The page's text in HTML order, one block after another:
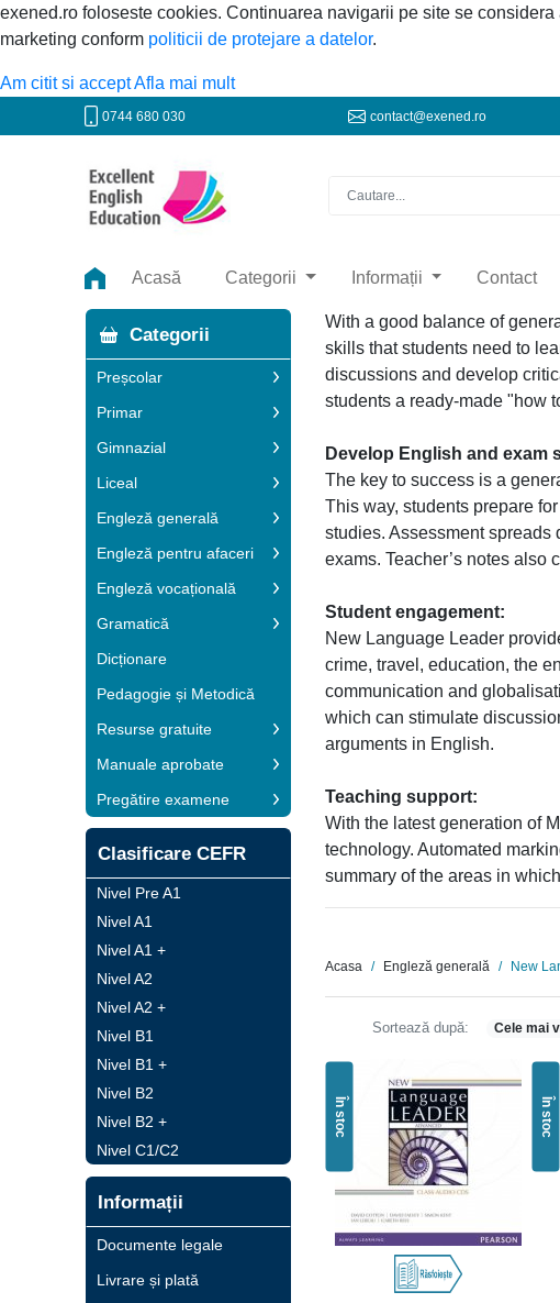
exened.ro foloseste cookies. Continuarea navigarii pe site se considera
marketing conform politicii de protejare a datelor.
Am citit si acceptAfla mai mult
0744 680 030 contact@exened.ro
Acasă Categorii Informații Contact
Categorii
Preșcolar
Primar
Gimnazial
Liceal
Engleză generală
Engleză pentru afaceri
Engleză vocațională
Gramatică
Dicționare
Pedagogie și Metodică
Resurse gratuite
Manuale aprobate
Pregătire examene
Clasificare CEFR
Nivel Pre A1
Nivel A1
Nivel A1 +
Nivel A2
Nivel A2 +
Nivel B1
Nivel B1 +
Nivel B2
Nivel B2 +
Nivel C1/C2
Informații
Documente legale
Livrare și plată
With a good balance of
skills that students need to
discussions and develop
students a ready-made "how
Develop English and exam
The key to success is a
This way, students prepare
studies. Assessment
exams. Teacher’s notes also
Student engagement:
New Language Leader
crime, travel, education, the
communication and
which can stimulate
arguments in English.
Teaching support:
With the latest generation of
technology. Automated
summary of the areas in
Acasa Engleză generală New
Sortează după: Cele mai
În stoc În stoc